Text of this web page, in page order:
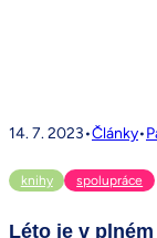
14. 7. 2023•Články•
knihy spolupráce
Léto je v